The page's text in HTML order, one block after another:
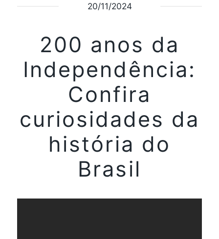
20/11/2024
200 anos da
Independência:
Confira
curiosidades da
história do
Brasil